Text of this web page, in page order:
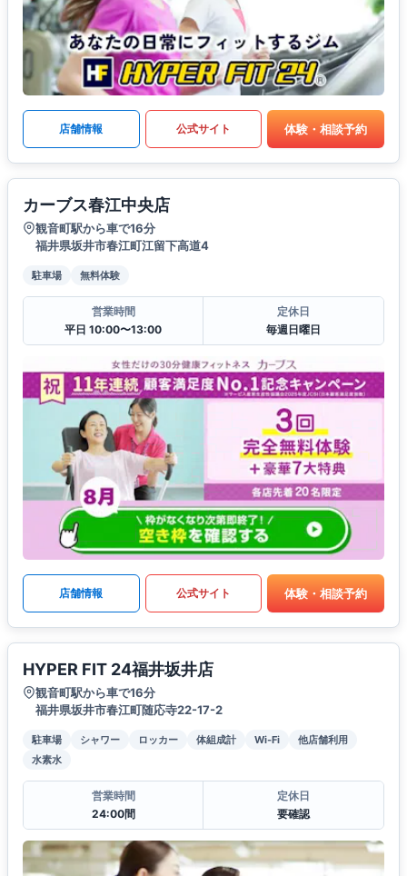
店舗情報 公式サイト 体験・相談予約
カーブス春江中央店
観音町駅から車で16分
福井県坂井市春江町江留下高道4
駐車場 無料体験
営業時間
平日 10:00〜13:00
定休日
毎週日曜日
店舗情報 公式サイト 体験・相談予約
HYPER FIT 24福井坂井店
観音町駅から車で16分
福井県坂井市春江町随応寺22-17-2
駐車場 シャワー ロッカー 体組成計 Wi-Fi
他店舗利用
水素水
営業時間
24:00間
定休日
要確認